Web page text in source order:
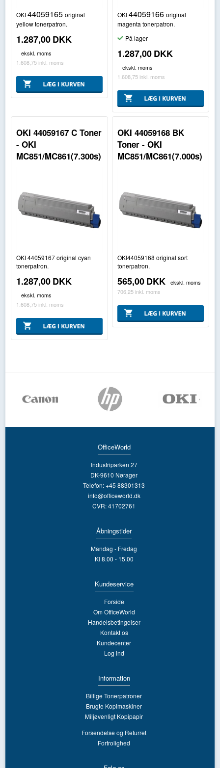
OKI44059165 original
yellow tonerpatron.
1.287,00DKK
ekskl. moms
1.608,75 inkl. moms
OKI44059166original
magenta tonerpatron.
På lager
1.287,00DKK
ekskl. moms
1.608,75 inkl. moms
OKI 44059167 C Toner
- OKI
MC851/MC861(7.300s)
OKI 44059167 original cyan
tonerpatron.
1.287,00DKK
ekskl. moms
1.608,75 inkl. moms
OKI 44059168 BK
Toner - OKI
MC851/MC861(7.000s)
OKI44059168 original sort
tonerpatron.
565,00DKK
ekskl. moms
706,25 inkl. moms
OfficeWorld
Industriparken 27
DK-9610 Nørager
Telefon: +45 88301313
info@officeworld.dk
CVR: 41702761
Åbningstider
Mandag - Fredag
Kl 8.00 - 15.00
Kundeservice
Forside
Om OfficeWorld
Handelsbetingelser
Kontakt os
Kundecenter
Log ind
Information
Billige Tonerpatroner
Brugte Kopimaskiner
Miljøvenligt Kopipapir
Forsendelse og Returret
Fortrolighed